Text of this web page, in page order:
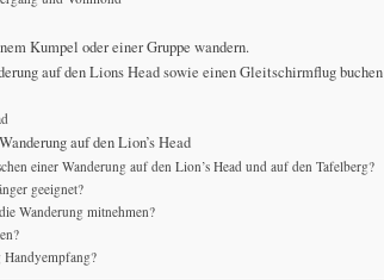
Kumpel oder einer Gruppe wandern.
auf den Lions Head sowie einen Gleitschirmflug buchen
auf den Lion’s Head
einer Wanderung auf den Lion’s Head und auf den Tafelberg?
geeignet?
Wanderung mitnehmen?
Handyempfang?